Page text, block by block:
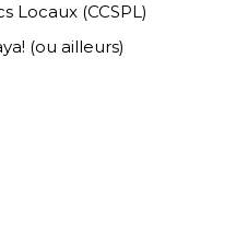
Locaux (CCSPL)
(ou ailleurs)